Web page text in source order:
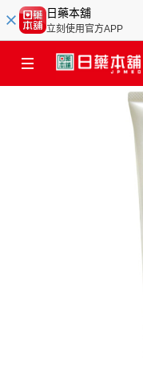
日藥本舖
立刻使用官方APP